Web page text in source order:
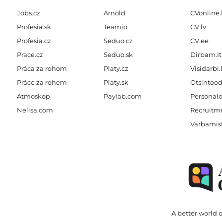
Jobs.cz
Profesia.sk
Profesia.cz
Prace.cz
Práca za rohom
Práce za rohem
Atmoskop
Nelisa.com
Arnold
Teamio
Seduo.cz
Seduo.sk
Platy.cz
Platy.sk
Paylab.com
CV.lv
CV.ee
Dirbam.It
A better world